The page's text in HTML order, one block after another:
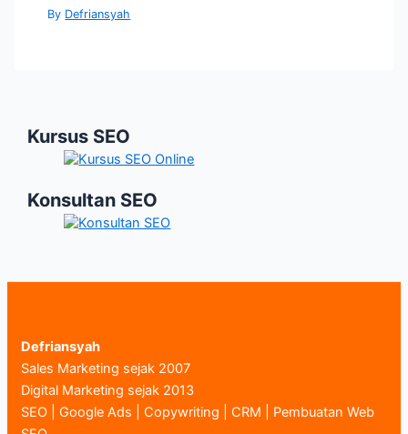
By Defriansyah
Kursus SEO
Konsultan SEO
Defriansyah
Sales Marketing sejak 2007
Digital Marketing sejak 2013
SEO | Google Ads | Copywriting | CRM | Pembuatan Web